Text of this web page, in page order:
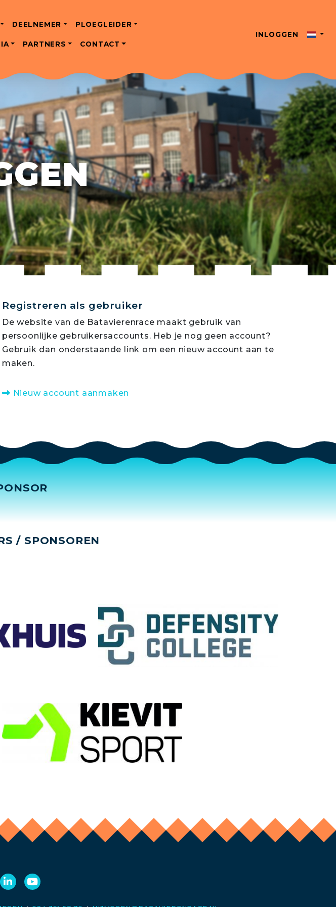
DEELNEMER PLOEGLEIDER
PARTNERS CONTACT
INLOGGEN
Registreren als gebruiker
De website van de Batavierenrace maakt gebruik van
persoonlijke gebruikersaccounts. Heb je nog geen account?
Gebruik dan onderstaande link om een nieuw account aan te
maken.
Nieuw account aanmaken
/ SPONSOREN